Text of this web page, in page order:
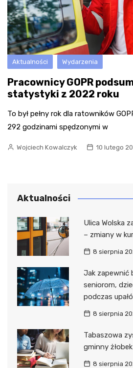
Aktualności Wydarzenia
Pracownicy GOPR
statystyki z 2022 roku
To był pełny rok dla ratowników
292 godzinami spędzonymi w
Wojciech Kowalczyk 10 lutego
Aktualności
Ulica Wolska
– zmiany w
8 sierpnia
Jak zapewnić
seniorom,
podczas
8 sierpnia
Tabaszowa
gminny
8 sierpnia